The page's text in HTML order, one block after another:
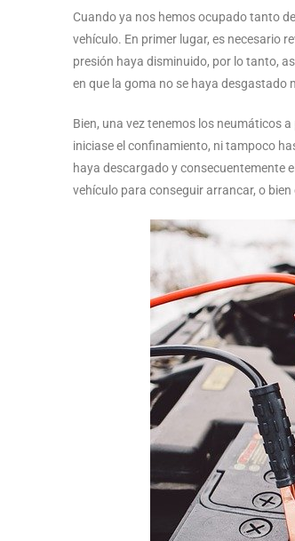
Cuando ya nos hemos ocupado tanto
vehículo. En primer lugar, es necesario
presión haya disminuido, por lo tanto,
en que la goma no se haya desgastado
Bien, una vez tenemos los neumáticos
iniciase el confinamiento, ni tampoco
haya descargado y consecuentemente
vehículo para conseguir arrancar, o